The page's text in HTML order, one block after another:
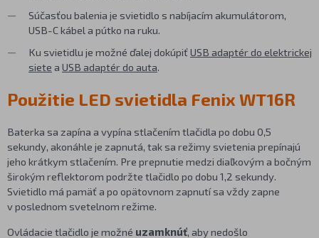
Súčasťou balenia je svietidlo s nabíjacím akumulátorom,
USB-C kábel a pútko na ruku.
Ku svietidlu je možné ďalej dokúpiť USB adaptér do elektrickej
siete a USB adaptér do auta.
Použitie LED svietidla Fenix WT16R
Baterka sa zapína a vypína stlačením tlačidla po dobu 0,5
sekundy, akonáhle je zapnutá, tak sa režimy svietenia prepínajú
jeho krátkym stlačením. Pre prepnutie medzi diaľkovým a bočným
širokým reflektorom podržte tlačidlo po dobu 1,2 sekundy.
Svietidlo má pamäť a po opätovnom zapnutí sa vždy zapne
v poslednom svetelnom režime.
Ovládacie tlačidlo je možné uzamknúť, aby nedošlo